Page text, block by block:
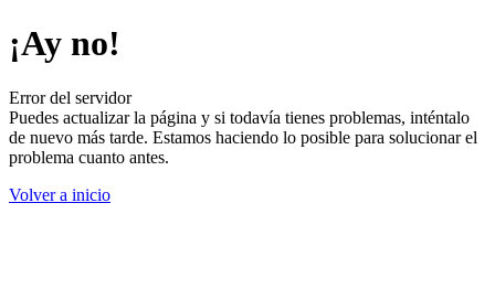
¡Ay no!
Error del servidor
Puedes actualizar la página y si todavía tienes problemas, inténtalo
de nuevo más tarde. Estamos haciendo lo posible para solucionar el
problema cuanto antes.
Volver a inicio